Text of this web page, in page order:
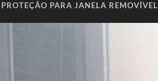
PARA JANELA REMOVÍVEL